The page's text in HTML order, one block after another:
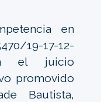
en
19-17-12-
el juicio
promovido
Bautista,